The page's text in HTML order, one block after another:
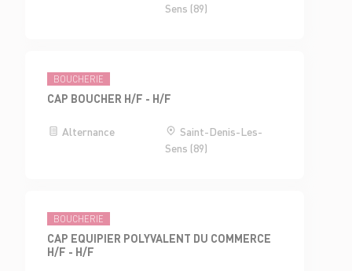
Sens (89)
BOUCHERIE
CAP BOUCHER H/F - H/F
Alternance
Saint-Denis-Les-
Sens (89)
BOUCHERIE
CAP EQUIPIER POLYVALENT DU COMMERCE
H/F - H/F